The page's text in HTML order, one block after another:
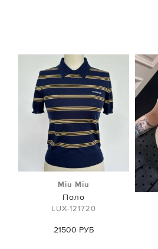
Miu Miu
Поло
LUX-121720
21500 РУБ